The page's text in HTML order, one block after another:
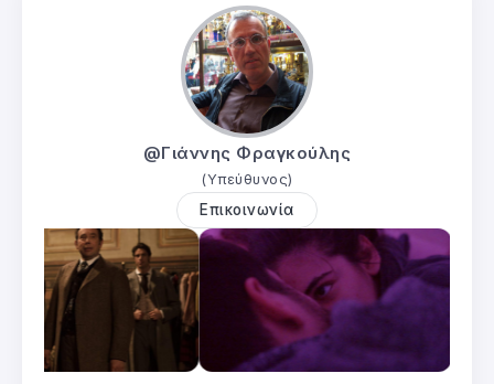
@Γιάννης Φραγκούλης
(Υπεύθυνος)
Επικοινωνία